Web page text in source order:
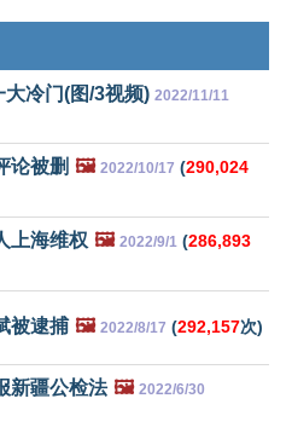
冷门(图/3视频) 2022/11/11
论被删 🖼️ 2022/10/17 (290,024
上海维权 🖼️ 2022/9/1 (286,893
被逮捕 🖼️ 2022/8/17 (292,157次)
新疆公检法 🖼️ 2022/6/30